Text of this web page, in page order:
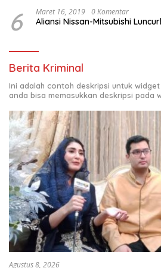
6 Maret 16, 2019 0 Komentar
Aliansi Nissan-Mitsubishi
Berita Kriminal
Ini adalah contoh deskripsi untuk
anda bisa memasukkan deskripsi pada
Agustus 8, 2026